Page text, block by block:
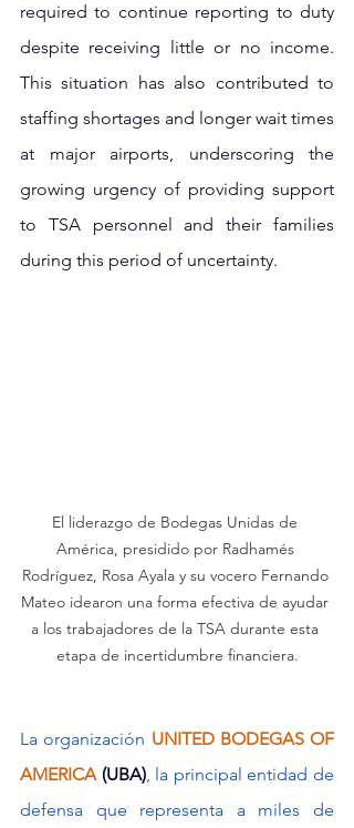
required to continue reporting to duty
despite receiving little or no income.
This situation has also contributed to
staffing shortages and longer wait times
at major airports, underscoring the
growing urgency of providing support
to TSA personnel and their families
during this period of uncertainty.
El liderazgo de Bodegas Unidas de
América, presidido por Radhamés
Rodríguez, Rosa Ayala y su vocero Fernando
Mateo idearon una forma efectiva de ayudar
a los trabajadores de la TSA durante esta
etapa de incertidumbre financiera.
La organización UNITED BODEGAS OF
AMERICA (UBA), la principal entidad de
defensa que representa a miles de